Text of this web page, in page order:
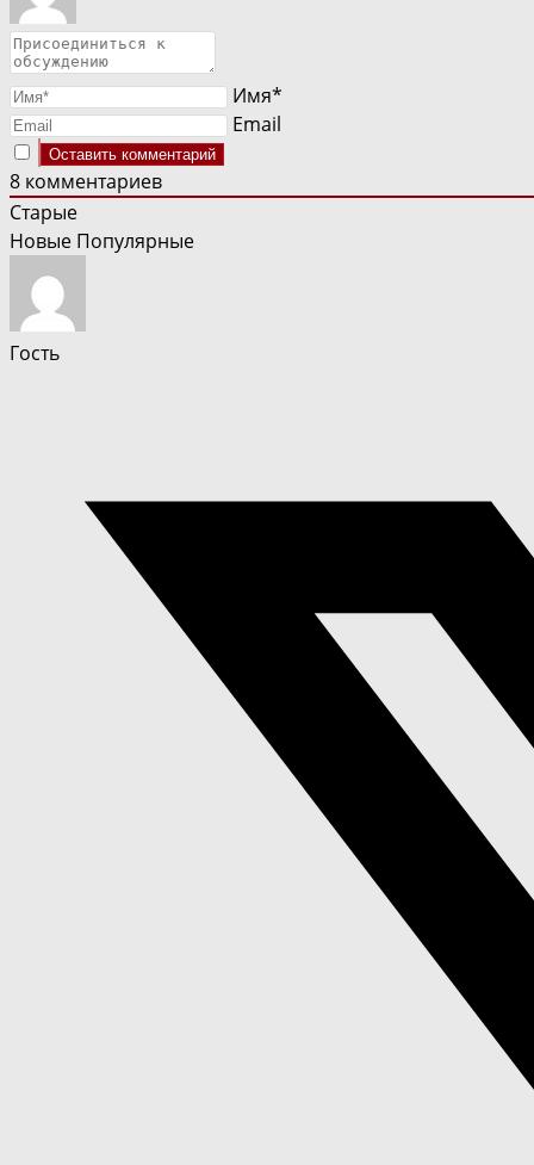
Имя*
Email
8 комментариев
Старые
Новые Популярные
Гость